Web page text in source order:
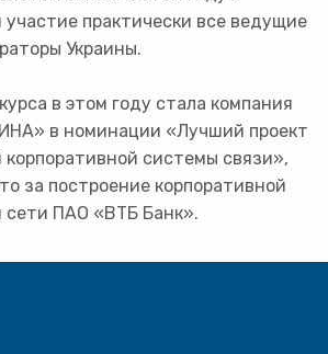
участие практически все ведущие
Украины.
в этом году стала компания
в номинации «Лучший проект
системы связи»,
за построение корпоративной
сети ПАО «ВТБ Банк».